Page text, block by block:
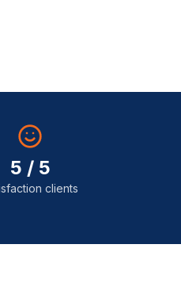
5 / 5
clients